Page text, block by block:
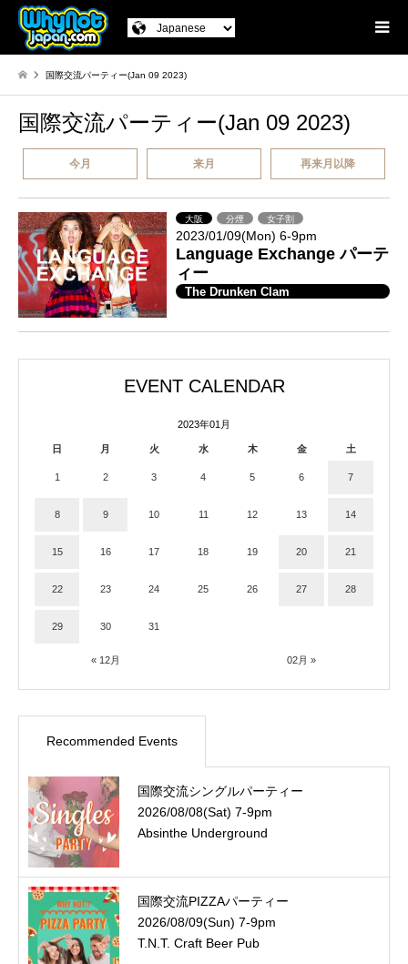
国際交流パーティー(Jan 09 2023)
国際交流パーティー(Jan 09 2023)
今月 来月 再来月以降
大阪 分煙 女子割
2023/01/09(Mon) 6-9pm
Language Exchange パーテ
ィー
The Drunken Clam
EVENT CALENDAR
2023年01月
日 月 火 水 木 金 土
« 12月 02月 »
1 2 3 4 5 6 7
8 9 10 11 12 13 14
15 16 17 18 19 20 21
22 23 24 25 26 27 28
29 30 31
Recommended Events
国際交流シングルパーティー
2026/08/08(Sat) 7-9pm
Absinthe Underground
国際交流PIZZAパーティー
2026/08/09(Sun) 7-9pm
T.N.T. Craft Beer Pub